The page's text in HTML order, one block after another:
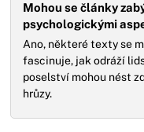
Mohou se články
psychologickými
Ano, některé texty se
fascinuje, jak odráží
poselství mohou nést
hrůzy.